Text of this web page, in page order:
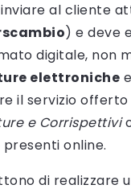
inviare al cliente
) e deve
digitale, non
elettroniche
il servizio offerto
e Corrispettivi
online.
di realizzare